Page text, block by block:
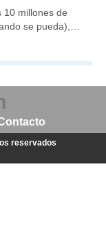
10 millones de
se pueda),…
reservados